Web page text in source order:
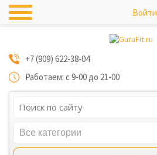
Войти
+7 (909) 622-38-04
Работаем: с 9-00 до 21-00